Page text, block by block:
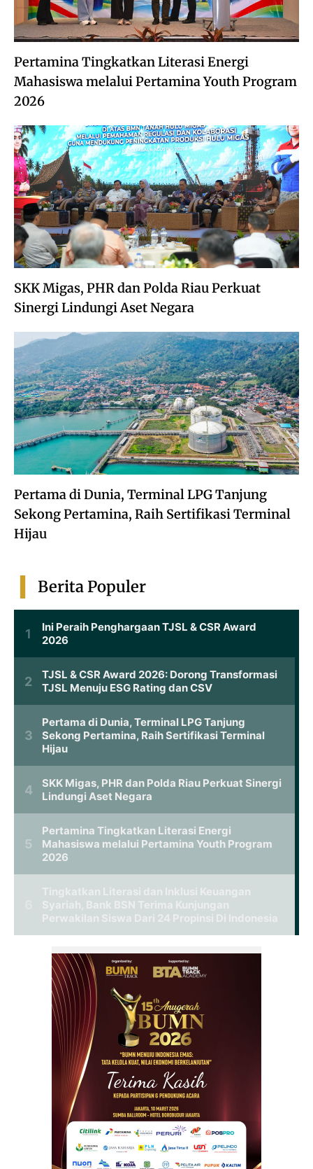
Pertamina Tingkatkan Literasi Energi
Mahasiswa melalui Pertamina Youth Program
2026
SKK Migas, PHR dan Polda Riau Perkuat
Sinergi Lindungi Aset Negara
Pertama di Dunia, Terminal LPG Tanjung
Sekong Pertamina, Raih Sertifikasi Terminal
Hijau
Berita Populer